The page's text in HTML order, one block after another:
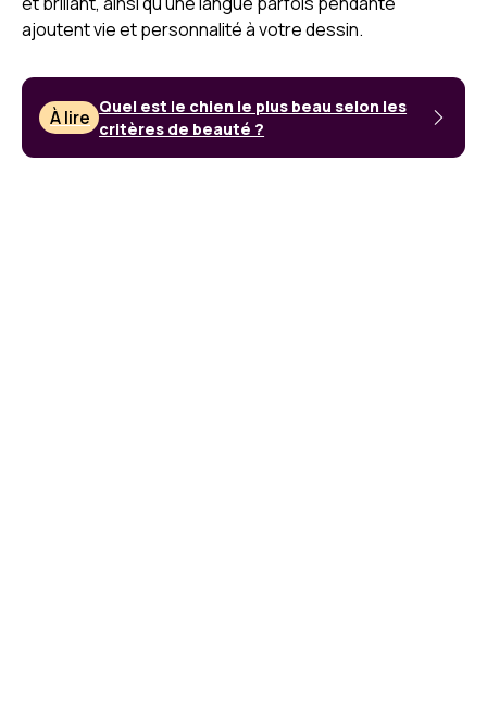
ajoutent vie et personnalité à votre dessin.
À lire Quel est le chien le plus beau selon les
critères de beauté ?